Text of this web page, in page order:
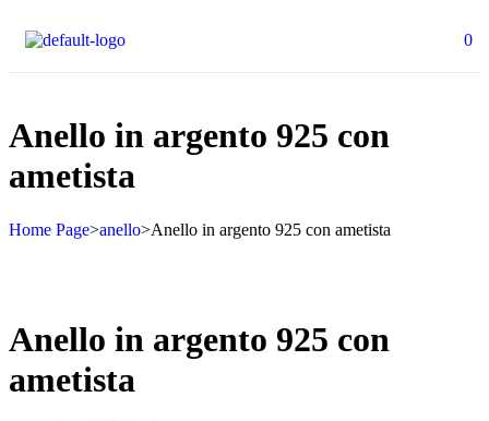
0
Anello in argento 925 con
ametista
Home Page>anello>Anello in argento 925 con ametista
Anello in argento 925 con
ametista